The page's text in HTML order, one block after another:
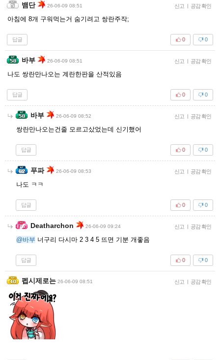
뱀단 26-06-09 08:51 신고 | 공감 확인
아침에 8개 구워먹는거 숨기려고 쌍란주작;
답글 0
0
바부 26-06-09 08:51 신고 | 공감 확인
나도 쌍란만나오는 계란한판을 산적있음
답글 0
0
바부 26-06-09 08:52 신고 | 공감 확인
쌍란만나오는건줄 모르고샀었는데 신기했어
답글 0
0
푸파 26-06-09 08:53 신고 | 공감 확인
나도 ㅋㅋ
답글 0
0
Deatharchon 26-06-09 09:24 신고 | 공감 확인
@바부 너구리 다시마 2 3 4 5 뜨면 기분 개좋음
답글 0
0
펩시제로는 26-06-09 08:51 신고 | 공감 확인